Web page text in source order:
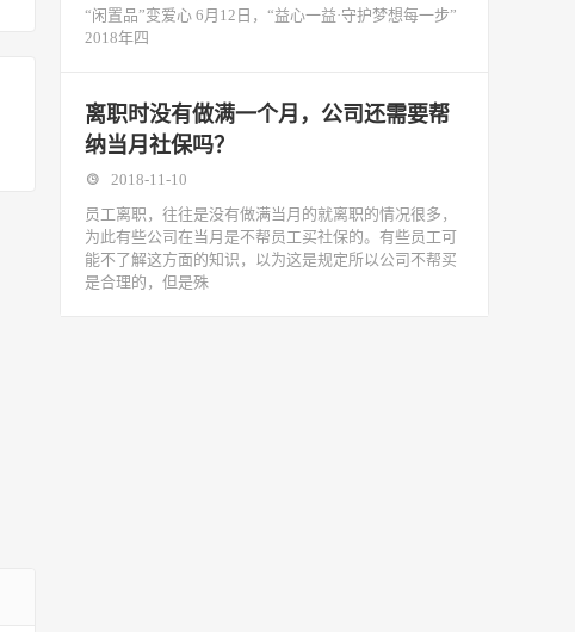
“闲置品”变爱心 6月12日，“益心一益·守护梦想每一步”
2018年四
离职时没有做满一个月，公司还需要帮
纳当月社保吗？
2018-11-10
​员工离职，往往是没有做满当月的就离职的情况很多，
为此有些公司在当月是不帮员工买社保的。有些员工可
能不了解这方面的知识，以为这是规定所以公司不帮买
是合理的，但是殊